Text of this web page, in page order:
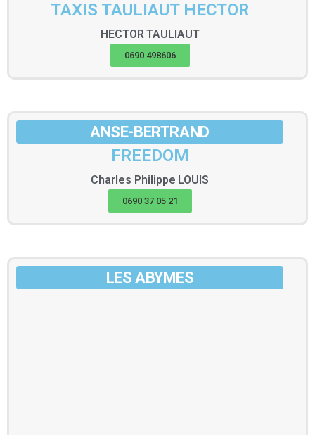
TAXIS TAULIAUT HECTOR
HECTORTAULIAUT
0690 498606
ANSE-BERTRAND
FREEDOM
Charles Philippe LOUIS
0690 37 05 21
LES ABYMES